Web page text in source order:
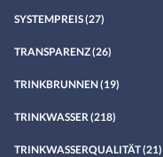
SYSTEMPREIS(27)
TRANSPARENZ(26)
TRINKBRUNNEN(19)
TRINKWASSER (218)
TRINKWASSERQUALITÄT(21)